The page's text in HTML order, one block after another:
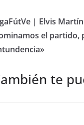
| Elvis
el partido,
te